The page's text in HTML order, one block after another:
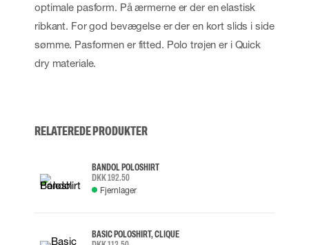
optimale pasform. På ærmerne er der en elastisk
ribkant. For god bevægelse er der en kort slids i side
sømme. Pasformen er fitted. Polo trøjen er i Quick
dry materiale.
RELATEREDE PRODUKTER
BANDOL POLOSHIRT
DKK 192.50
Fjernlager
BASIC POLOSHIRT, CLIQUE